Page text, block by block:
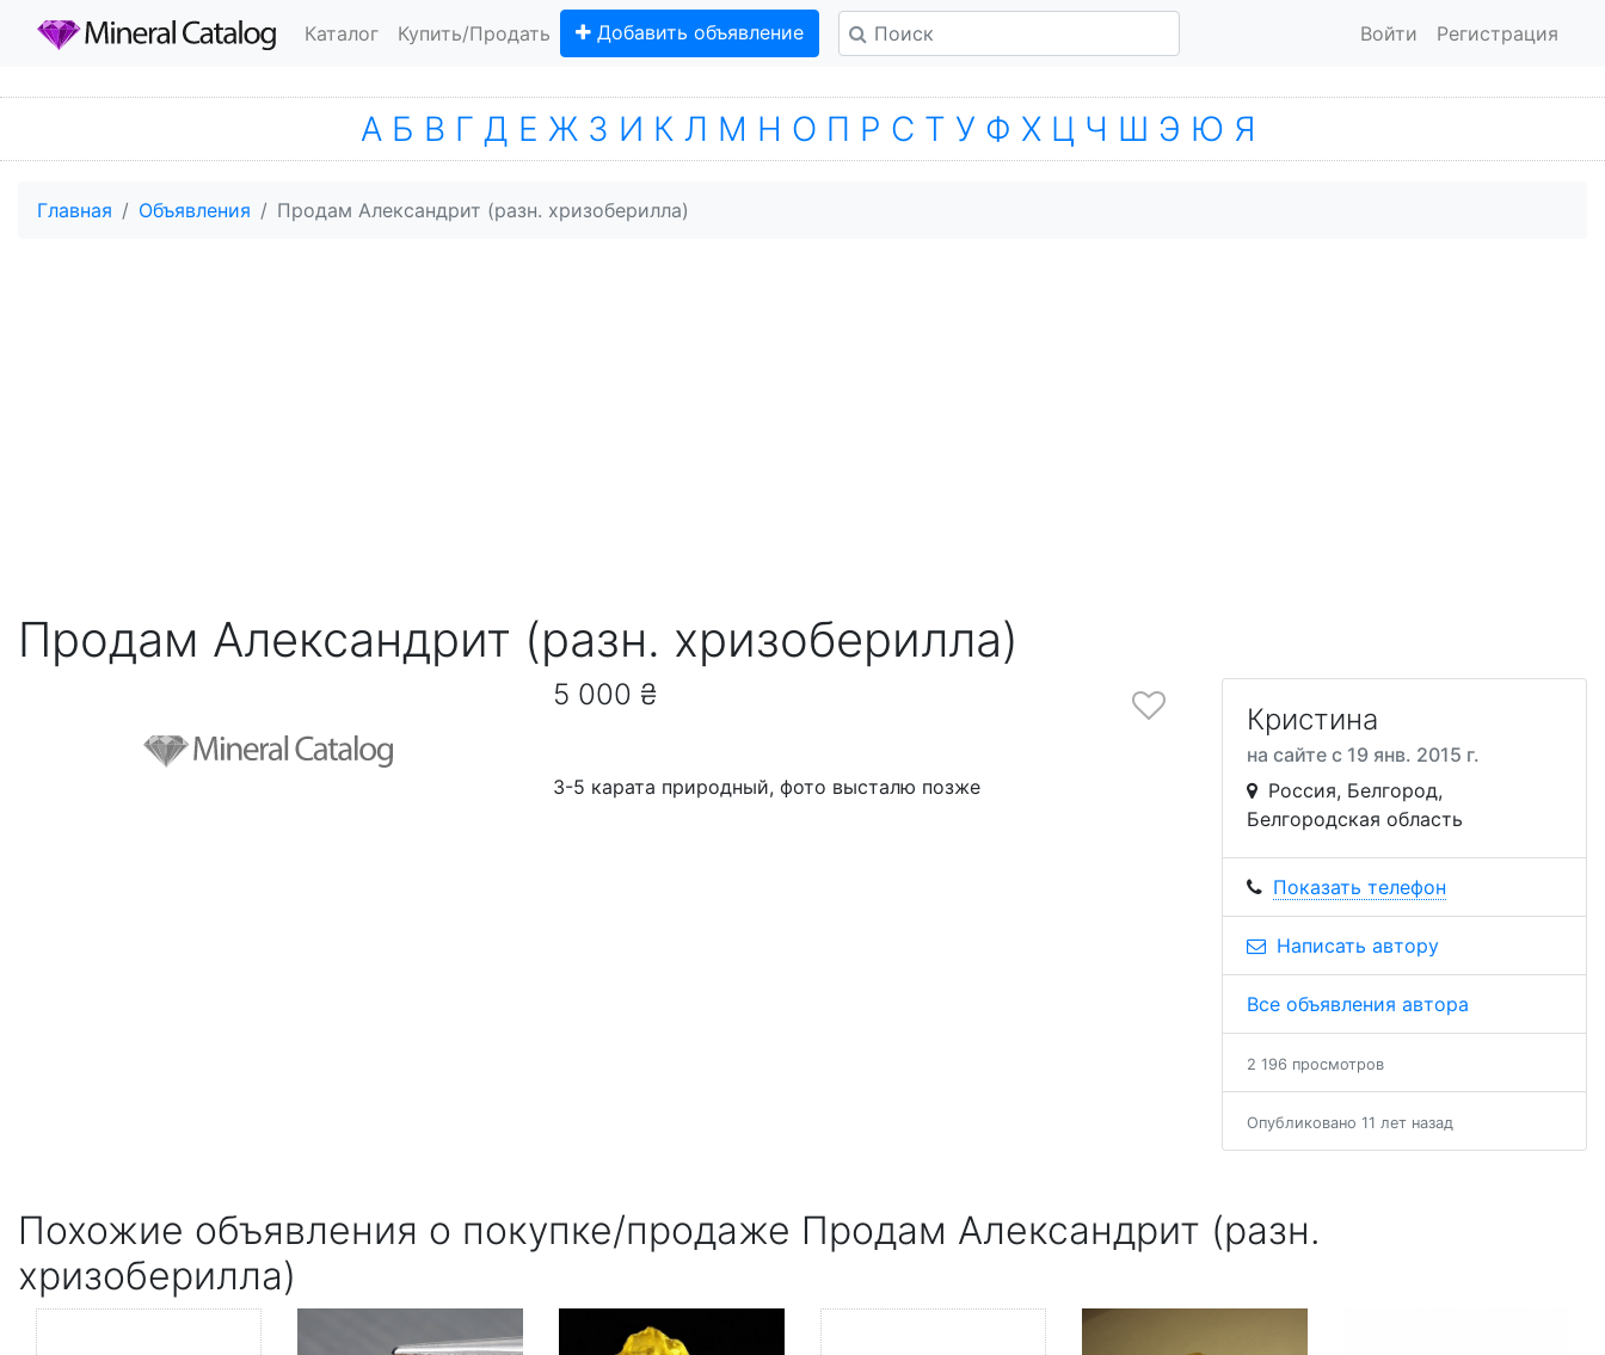
Каталог Купить/Продать Добавить объявление Войти Регистрация
Главная Объявления Продам Александрит (разн. хризоберилла)
Продам Александрит (разн. хризоберилла)
5 000 ₴
3-5 карата природный, фото высталю позже
Кристина
на сайте с 19 янв. 2015 г.
Россия, Белгород,
Белгородская область
Показать телефон
Написать автору
Все объявления автора
2 196 просмотров
Опубликовано 11 лет назад
Похожие объявления о покупке/продаже Продам Александрит (разн.
хризоберилла)
А Б В Г Д Е Ж З И К Л М Н О П Р С Т У Ф Х Ц Ч Ш Э Ю Я